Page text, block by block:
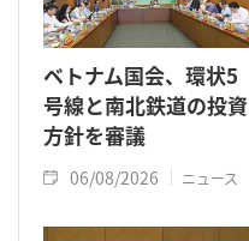
ベトナム国会、環状5
号線と南北鉄道の投資
方針を審議
06/08/2026 ニュース